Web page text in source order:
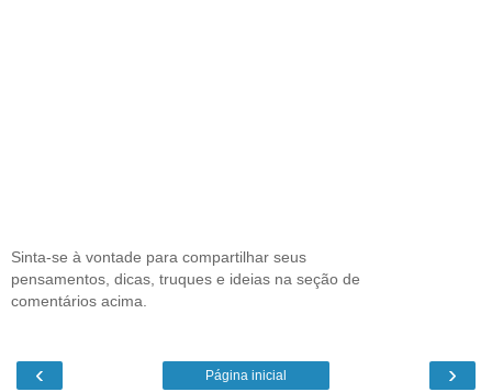
Sinta-se à vontade para compartilhar seus
pensamentos, dicas, truques e ideias na seção de
comentários acima.
‹ ›
Página inicial